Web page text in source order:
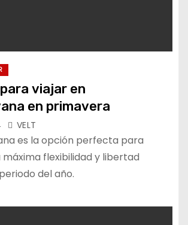
viajar en
en primavera
VELT
es la opción perfecta para
flexibilidad y libertad
del año.